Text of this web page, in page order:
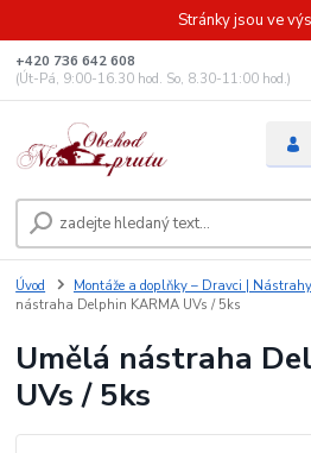
Stránky jsou ve
+420 736 642 608
(Út-Pá, 9:00-16.30 hod. So, 8.30-11:00 hod.)
Úvod Montáže a doplňky – Dravci |
nástraha Delphin KARMA UVs / 5ks
Umělá nástraha
UVs / 5ks